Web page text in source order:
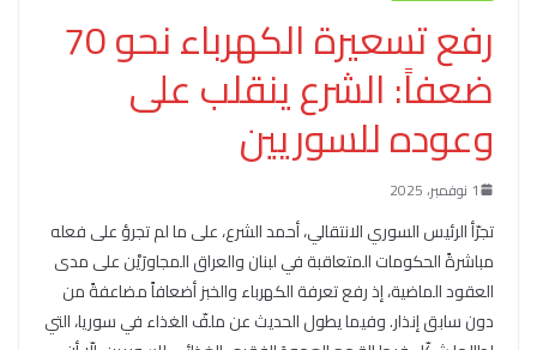
رفع تسعيرة الكهرباء نحو 70
ضعفاً: الشرع ينقلب على
وعوده للسوريين
1 نوفمبر، 2025
تجرّأ الرئيس السوري الانتقالي، أحمد الشرع، على ما لم تجرؤ على فعله
مباشرةً الحكومات المتعاقبة في لبنان والعراق المجاورَيْن على مدى
العقود الماضية، إذ رفع تعرفة الكهرباء والخبز أضعافاً مضاعفةً من
دون سابق إنذار. وفيما يطول الحديث عن ملفّ الغذاء في سوريا، التي